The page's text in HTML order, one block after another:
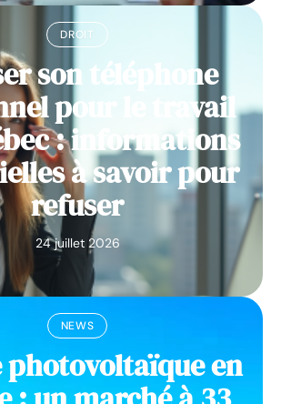
DROIT
son téléphone
pour le travail
: informations
à savoir pour
refuser
24 juillet 2026
NEWS
photovoltaïque en